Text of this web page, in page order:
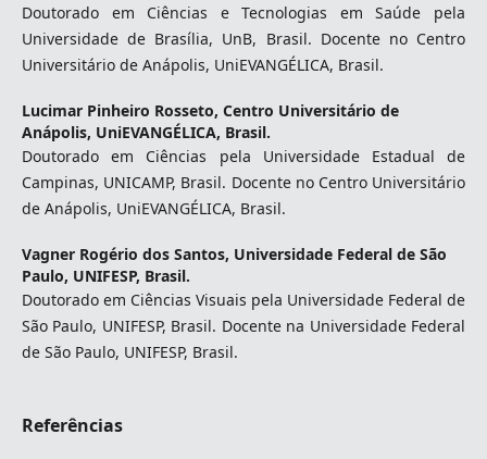
Doutorado em Ciências e Tecnologias em Saúde pela
Universidade de Brasília, UnB, Brasil. Docente no Centro
Universitário de Anápolis, UniEVANGÉLICA, Brasil.
Lucimar Pinheiro Rosseto, Centro Universitário de
Anápolis, UniEVANGÉLICA, Brasil.
Doutorado em Ciências pela Universidade Estadual de
Campinas, UNICAMP, Brasil. Docente no Centro Universitário
de Anápolis, UniEVANGÉLICA, Brasil.
Vagner Rogério dos Santos, Universidade Federal de São
Paulo, UNIFESP, Brasil.
Doutorado em Ciências Visuais pela Universidade Federal de
São Paulo, UNIFESP, Brasil. Docente na Universidade Federal
de São Paulo, UNIFESP, Brasil.
Referências